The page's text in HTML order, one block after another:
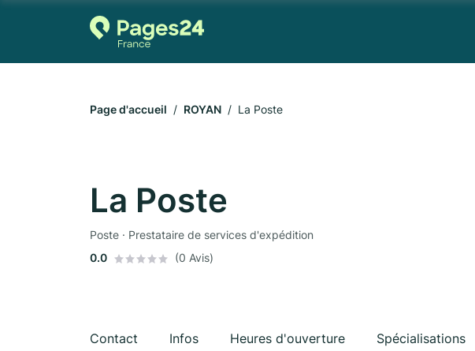
Page d'accueil ROYAN La Poste
La Poste
Poste · Prestataire de services d'expédition
0.0
(0 Avis)
Contact Infos Heures d'ouverture Spécialisations